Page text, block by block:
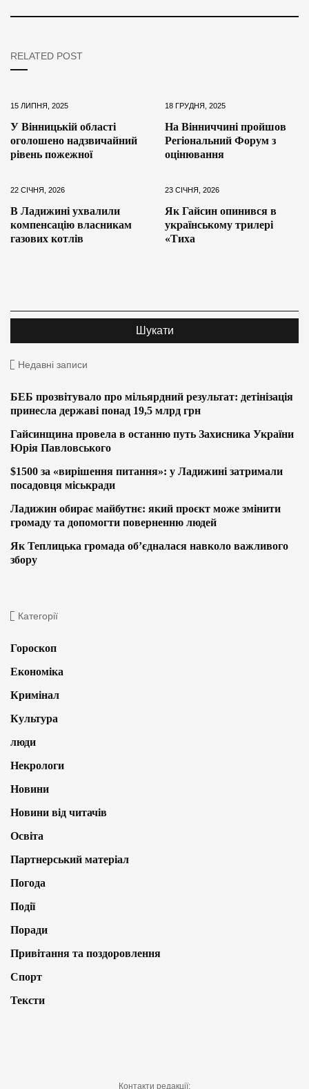
RELATED POST
15 ЛИПНЯ, 2025
У Вінницькій області
оголошено надзвичайний
рівень пожежної
18 ГРУДНЯ, 2025
На Вінниччині пройшов
Регіональний Форум з
оцінювання
22 СІЧНЯ, 2026
В Ладижині ухвалили
компенсацію власникам
газових котлів
23 СІЧНЯ, 2026
Як Гайсин опинився в
українському трилері
«Тиха
Недавні записи
БЕБ прозвітувало про мільярдний результат: детінізація
принесла державі понад 19,5 млрд грн
Гайсинщина провела в останню путь Захисника України
Юрія Павловського
$1500 за «вирішення питання»: у Ладижині затримали
посадовця міськради
Ладижин обирає майбутнє: який проєкт може змінити
громаду та допомогти поверненню людей
Як Теплицька громада об’єдналася навколо важливого
збору
Категорії
Гороскоп
Економіка
Кримінал
Культура
люди
Некрологи
Новини
Новини від читачів
Освіта
Партнерський матеріал
Погода
Події
Поради
Привітання та поздоровлення
Спорт
Тексти
Контакти редакції: